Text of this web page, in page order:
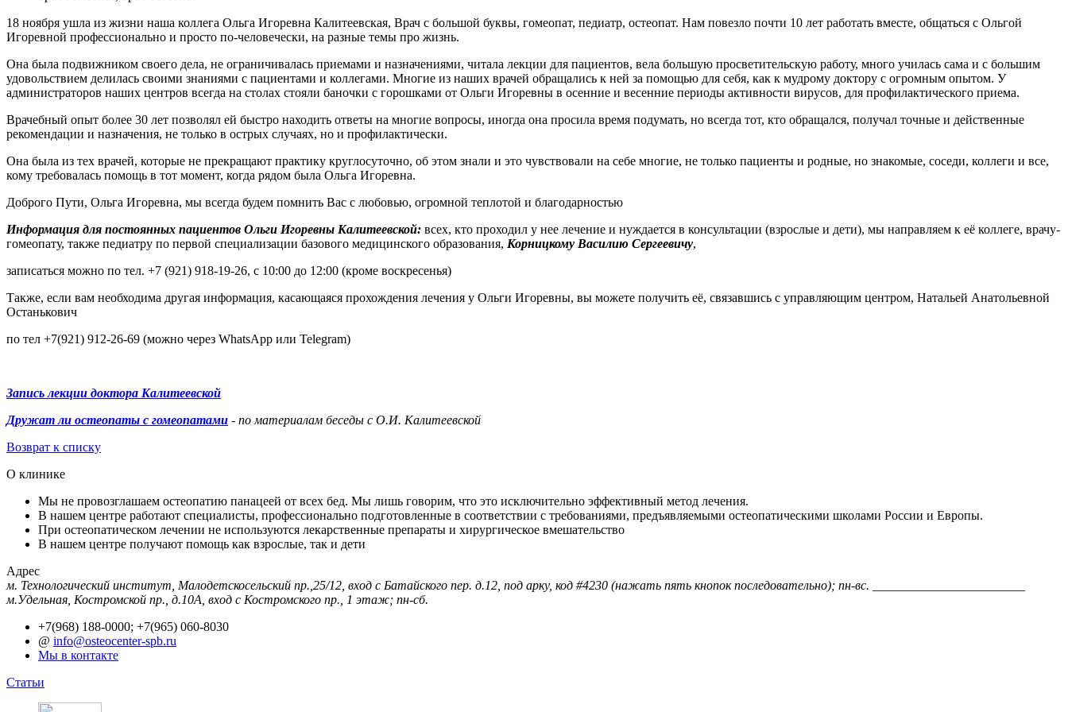
18 ноября ушла из жизни наша коллега Ольга Игоревна Калитеевская, Врач с большой буквы, гомеопат, педиатр, остеопат. Нам повезло почти 10 лет работать вместе, общаться с Ольгой
Игоревной профессионально и просто по-человечески, на разные темы про жизнь.
Она была подвижником своего дела, не ограничивалась приемами и назначениями, читала лекции для пациентов, вела большую просветительскую работу, много училась сама и с большим
удовольствием делилась своими знаниями с пациентами и коллегами. Многие из наших врачей обращались к ней за помощью для себя, как к мудрому доктору с огромным опытом. У
администраторов наших центров всегда на столах стояли баночки с горошками от Ольги Игоревны в осенние и весенние периоды активности вирусов, для профилактического приема.
Врачебный опыт более 30 лет позволял ей быстро находить ответы на многие вопросы, иногда она просила время подумать, но всегда тот, кто обращался, получал точные и действенные
рекомендации и назначения, не только в острых случаях, но и профилактически.
Она была из тех врачей, которые не прекращают практику круглосуточно, об этом знали и это чувствовали на себе многие, не только пациенты и родные, но знакомые, соседи, коллеги и все,
кому требовалась помощь в тот момент, когда рядом была Ольга Игоревна.
Доброго Пути, Ольга Игоревна, мы всегда будем помнить Вас с любовью, огромной теплотой и благодарностью
Информация для постоянных пациентов Ольги Игоревны Калитеевской: всех, кто проходил у нее лечение и нуждается в консультации (взрослые и дети), мы направляем к её коллеге, врачу-
гомеопату, также педиатру по первой специализации базового медицинского образования, Корницкому Василию Сергеевичу,
записаться можно по тел. +7 (921) 918-19-26, с 10:00 до 12:00 (кроме воскресенья)
Также, если вам необходима другая информация, касающаяся прохождения лечения у Ольги Игоревны, вы можете получить её, связавшись с управляющим центром, Натальей Анатольевной
Останькович
по тел +7(921) 912-26-69 (можно через WhatsApp или Telegram)
Запись лекции доктора Калитеевской
Дружат ли остеопаты с гомеопатами - по материалам беседы с О.И. Калитеевской
Возврат к списку
О клинике
Мы не провозглашаем остеопатию панацеей от всех бед. Мы лишь говорим, что это исключительно эффективный метод лечения.
В нашем центре работают специалисты, профессионально подготовленные в соответствии с требованиями, предъявляемыми остеопатическими школами России и Европы.
При остеопатическом лечении не используются лекарственные препараты и хирургическое вмешательство
В нашем центре получают помощь как взрослые, так и дети
Адрес
м. Технологический институт, Малодетскосельский пр.,25/12, вход с Батайского пер. д.12, под арку, код #4230 (нажать пять кнопок последовательно); пн-вс. ________________________
м.Удельная, Костромской пр., д.10А, вход с Костромского пр., 1 этаж; пн-сб.
+7(968) 188-0000; +7(965) 060-8030
@ info@osteocenter-spb.ru
Мы в контакте
Статьи